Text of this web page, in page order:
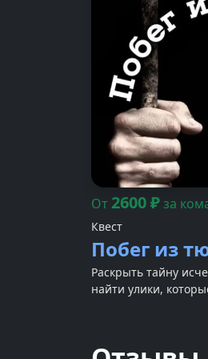
От 2600₽за
Квест
Побег из
Раскрыть тайну
найти улики,